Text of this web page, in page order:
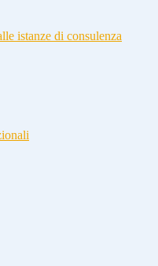
istanze di consulenza